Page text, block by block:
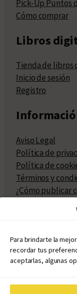
Para brindarte la
recordar tus
aceptarlas, algunas
Pick-Up Puntos
Cómo comprar
Libros
Tienda de libros
Inicio de sesión
Registro
Aviso Legal
Política de
Política de
Términos y
¿Cómo publicar
Políticas de
Políticas de
Atribuciones